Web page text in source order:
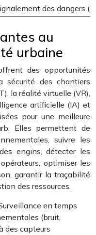
des dangers
au
urbaine
des opportunités
sécurité des chantiers
la réalité virtuelle (VR),
artificielle (IA) et
pour une meilleure
Elles permettent de
suivre les
engins, détecter les
optimiser les
garantir la traçabilité
des ressources.
en temps
(bruit,
des capteurs